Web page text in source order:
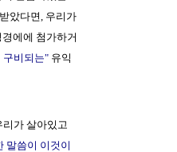
았다면, 우리가
에에 첨가하거
구비되는" 유익
가 살아있고
말씀이 이것이